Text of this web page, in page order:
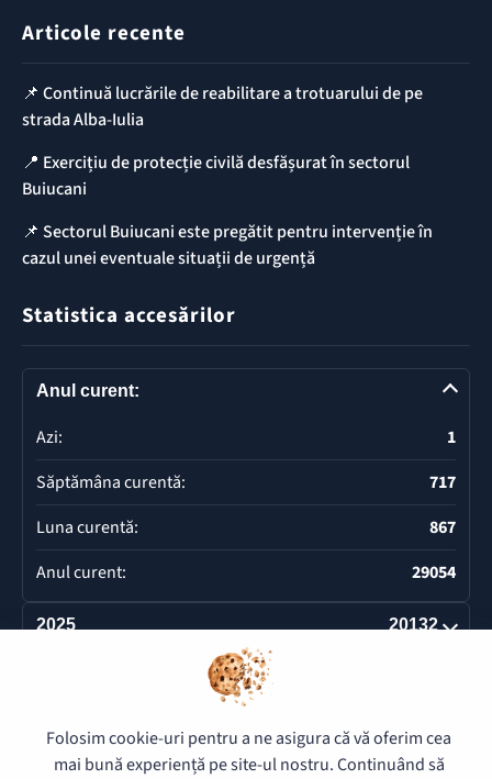
Articole recente
📌 Continuă lucrările de reabilitare a trotuarului de pe
strada Alba-Iulia
📍 Exercițiu de protecție civilă desfășurat în sectorul
Buiucani
📌 Sectorul Buiucani este pregătit pentru intervenție în
cazul unei eventuale situații de urgență
Statistica accesărilor
Anul curent:
Azi:
1
Săptămâna curentă:
717
Luna curentă:
867
Anul curent:
29054
2025 20132
Deschide
© 2026 Pretura Buiucani - Toate drepturile rezervate.
Folosim cookie-uri pentru a ne asigura că vă oferim cea
mai bună experiență pe site-ul nostru. Continuând să